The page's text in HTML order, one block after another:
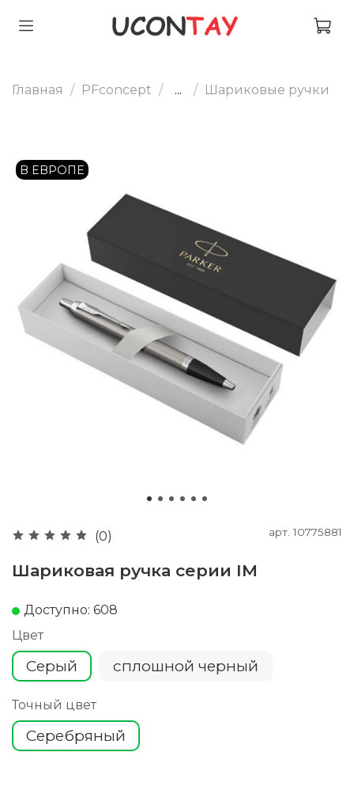
Главная PFconcept ... Шариковые ручки
В ЕВРОПЕ
(0) арт.10775881
Шариковая ручка серии IM
Доступно: 608
Цвет
Серый сплошной черный
Точный цвет
Серебряный